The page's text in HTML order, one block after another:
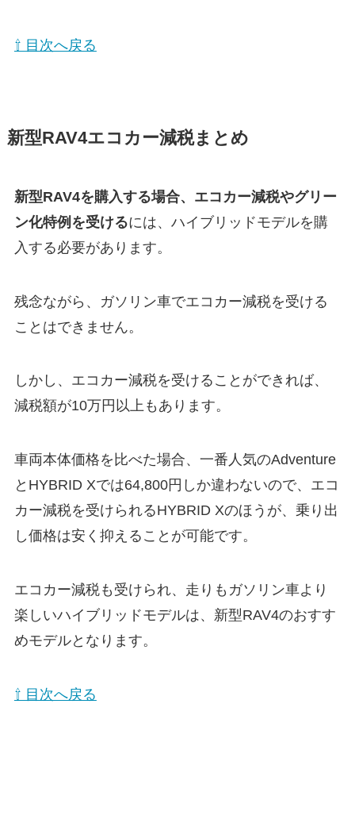
⇧ 目次へ戻る
新型RAV4エコカー減税まとめ
新型RAV4を購入する場合、エコカー減税やグリー
ン化特例を受けるには、ハイブリッドモデルを購
入する必要があります。
残念ながら、ガソリン車でエコカー減税を受ける
ことはできません。
しかし、エコカー減税を受けることができれば、
減税額が10万円以上 もあります。
車両本体価格を比べた場合、一番人気のAdventure
とHYBRID Xでは64,800円しか違わないので、エコ
カー減税を受けられるHYBRID Xのほうが、乗り出
し価格は安く抑えることが可能です。
エコカー減税も受けられ、走りもガソリン車より
楽しいハイブリッドモデルは、新型RAV4のおすす
めモデルとなります。
⇧ 目次へ戻る